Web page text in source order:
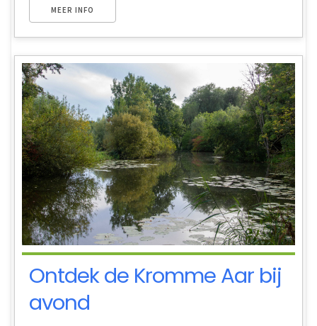
MEER INFO
Ontdek de Kromme Aar bij
avond